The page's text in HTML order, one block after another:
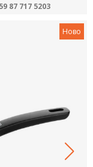
87 717 5203
Ново